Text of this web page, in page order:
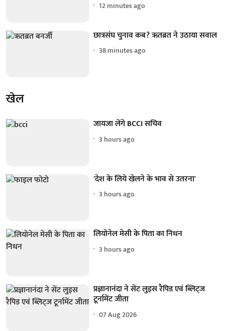
12 minutes ago
छात्रसंघ चुनाव कब? ऋतब्रत ने उठाया सवाल
38 minutes ago
खेल
जायजा लेंगे BCCI सचिव
3 hours ago
'देश के लिये खेलने के भाव से उतरना'
3 hours ago
लियोनेल मेसी के पिता का निधन
3 hours ago
प्रज्ञानानंदा ने सेंट लुइस रैपिड एवं ब्लिट्ज
टूर्नामेंट जीता
07 Aug 2026